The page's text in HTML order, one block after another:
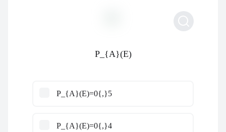
P_{A}(E)
P_{A}(E)=0{,}5
P_{A}(E)=0{,}4